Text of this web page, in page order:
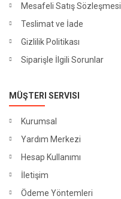
Mesafeli Satış Sözleşmesi
Teslimat ve İade
Gizlilik Politikası
Siparişle İlgili Sorunlar
MÜŞTERI SERVISI
Kurumsal
Yardım Merkezi
Hesap Kullanımı
İletişim
Ödeme Yöntemleri